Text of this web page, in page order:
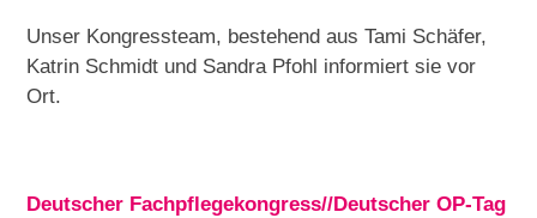
Unser Kongressteam, bestehend aus Tami Schäfer,
Katrin Schmidt und Sandra Pfohl informiert sie vor
Ort.
Deutscher Fachpflegekongress//Deutscher OP-Tag